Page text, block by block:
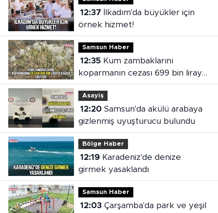
12:37
örnek hizmet!
Samsun Haber
12:35Kum zambaklarını
koparmanın cezası 699 bin liraya
kadar çıkıyor
Asayiş
12:20Samsun'da akülü arabaya
gizlenmiş uyuşturucu bulundu
Bölge Haber
12:19Karadeniz'de denize
girmek yasaklandı
Samsun Haber
12:03Çarşamba'da park ve yeşil